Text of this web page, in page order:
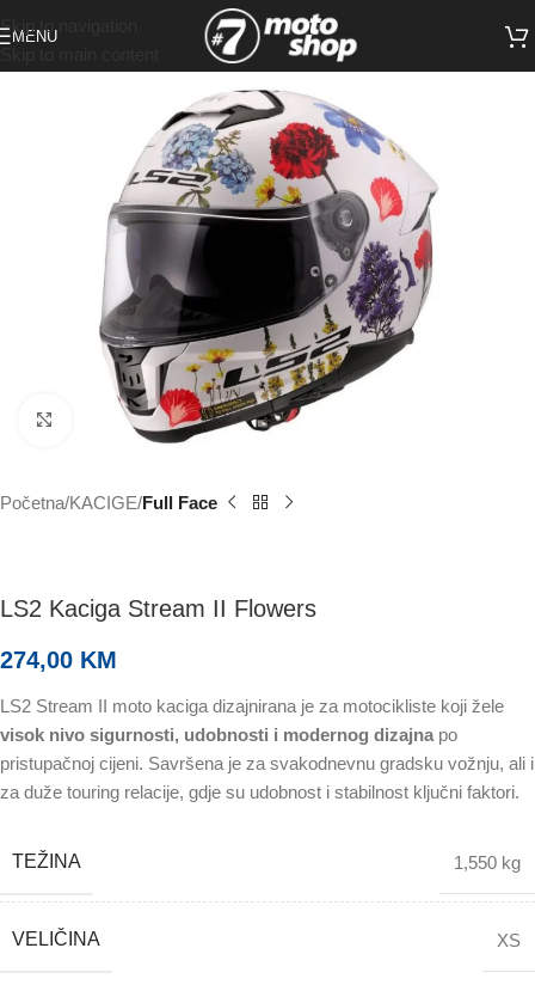
Skip to navigation
MENU
Click to enlarge
Početna KACIGE Full Face
LS2 Kaciga Stream II Flowers
274,00 KM
LS2 Stream II moto kaciga dizajnirana je za motocikliste koji žele
visok nivo sigurnosti, udobnosti i modernog dizajna po
pristupačnoj cijeni. Savršena je za svakodnevnu gradsku vožnju, ali i
za duže touring relacije, gdje su udobnost i stabilnost ključni faktori.
TEŽINA 1,550 kg
VELIČINA XS